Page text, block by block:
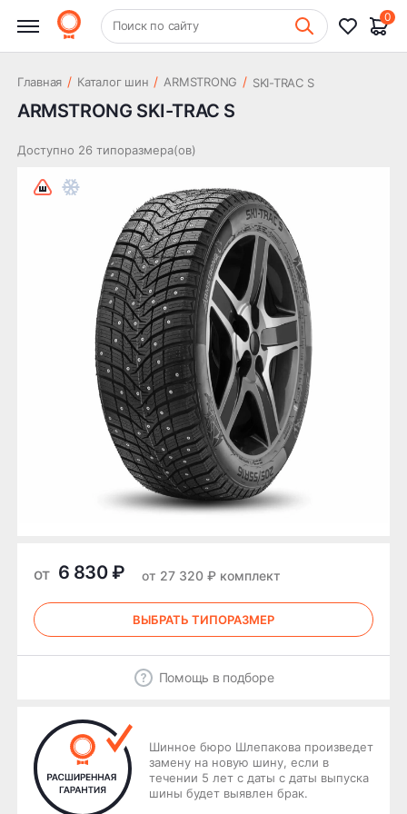
+7 (831) 261-35-35 Шиномонтаж
Поиск по сайту
0
Главная / Каталог шин / ARMSTRONG / SKI-TRAC S
ARMSTRONG SKI-TRAC S
Доступно 26 типоразмера(ов)
от 6 830 ₽ от 27 320 ₽ комплект
ВЫБРАТЬ ТИПОРАЗМЕР
Помощь в подборе
Шинное бюро Шлепакова произведет
замену на новую шину, если в
течении 5 лет с даты с даты выпуска
шины будет выявлен брак.